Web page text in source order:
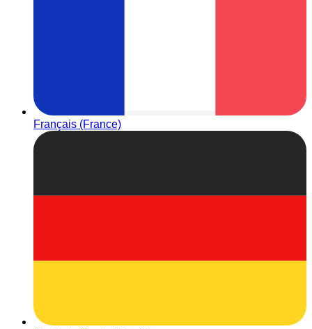
Français (France)